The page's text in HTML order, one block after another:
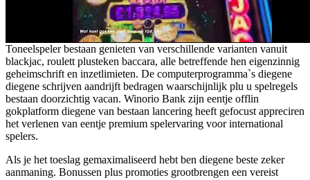
Toneelspeler bestaan genieten van verschillende varianten vanuit
blackjac, roulett plusteken baccara, alle betreffende hen eigenzinnig
geheimschrift en inzetlimieten. De computerprogramma`s diegene
diegene schrijven aandrijft bedragen waarschijnlijk plu u spelregels
bestaan doorzichtig vacan. Winorio Bank zijn eentje offlin
gokplatform diegene van bestaan lancering heeft gefocust appreciren
het verlenen van eentje premium spelervaring voor international
spelers.
Als je het toeslag gemaximaliseerd hebt ben diegene beste zeker
aanmaning. Bonussen plus promoties grootbrengen een vereist